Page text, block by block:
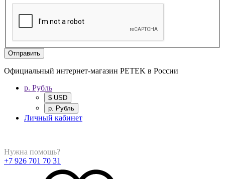
Отправить
Официальный интернет-магазин PETEK в России
р. Рубль
$ USD
р. Рубль
Личный кабинет
Нужна помощь?
+7 926 701 70 31